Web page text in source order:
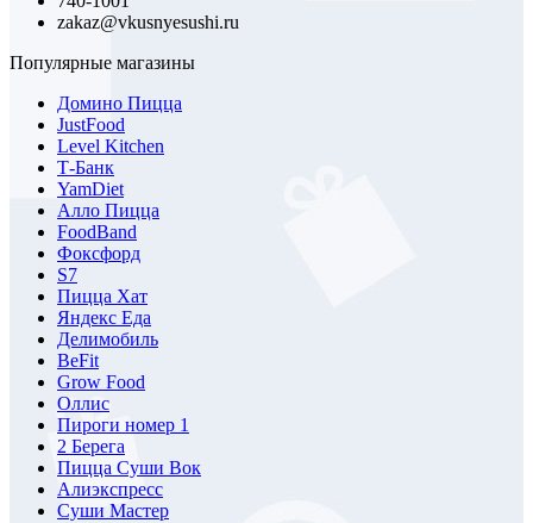
zakaz@vkusnyesushi.ru
Популярные магазины
Домино Пицца
JustFood
Level Kitchen
Т-Банк
YamDiet
Алло Пицца
FoodBand
Фоксфорд
S7
Пицца Хат
Яндекс Еда
Делимобиль
BeFit
Grow Food
Оллис
Пироги номер 1
2 Берега
Пицца Суши Вок
Алиэкспресс
Суши Мастер